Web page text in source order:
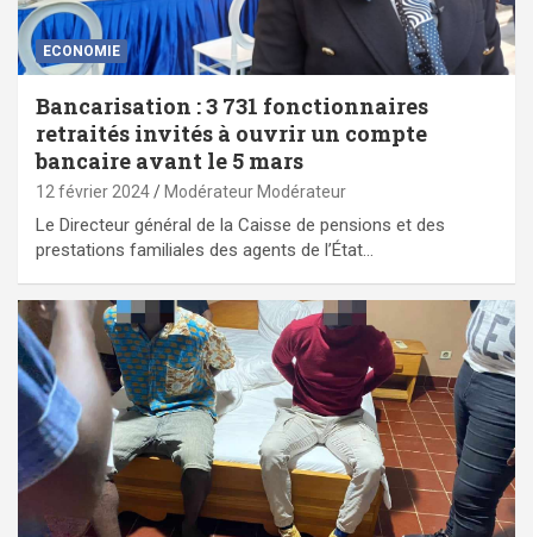
ECONOMIE
Bancarisation : 3 731 fonctionnaires
retraités invités à ouvrir un compte
bancaire avant le 5 mars
12 février 2024 Modérateur Modérateur
Le Directeur général de la Caisse de pensions et des
prestations familiales des agents de l’État…